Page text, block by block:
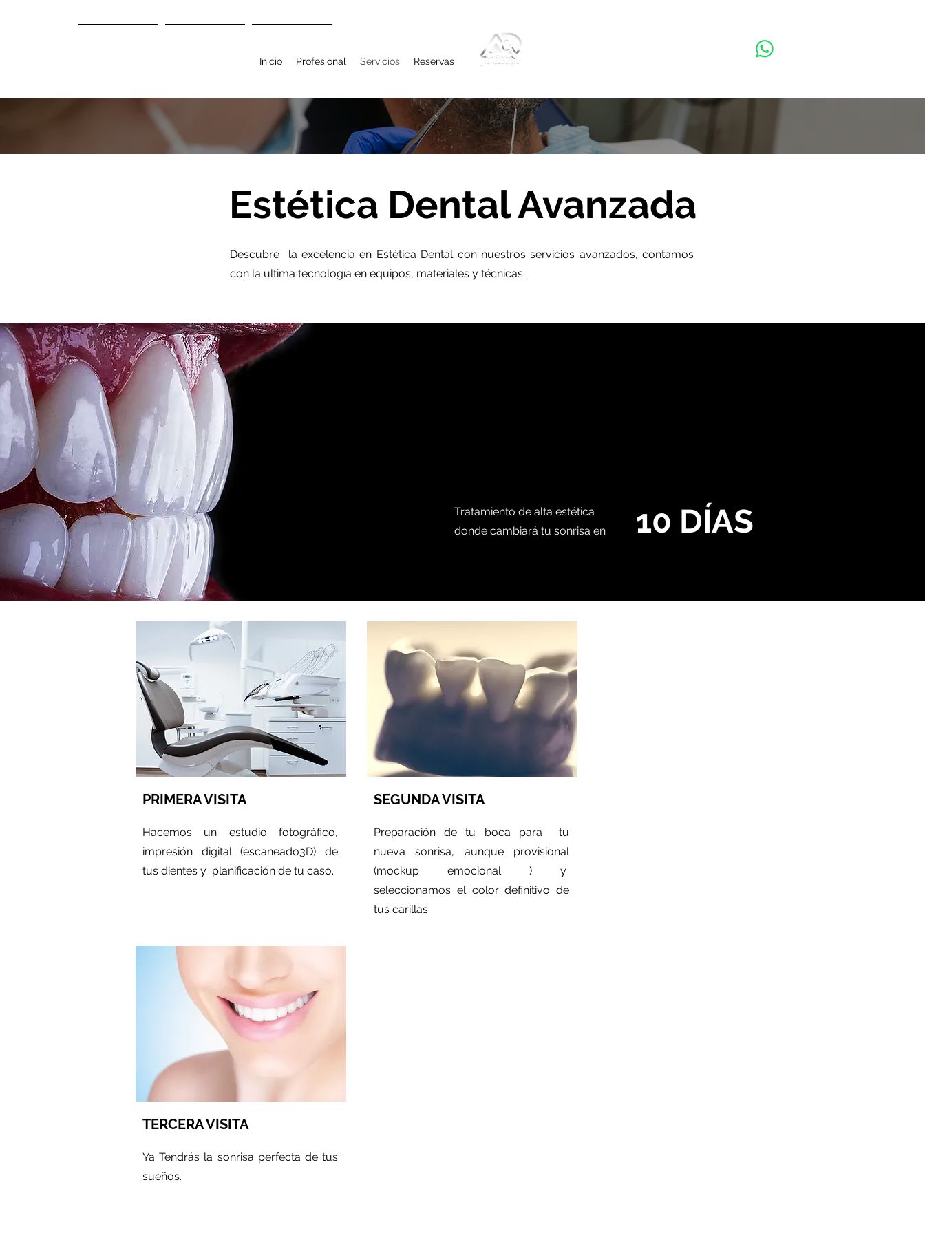
Estética Dental Avanzada
Descubre la excelencia en Estética Dental con nuestros servicios avanzados, contamos
con la ultima tecnología en equipos, materiales y técnicas.
Tratamiento de alta estética
donde cambiará tu sonrisa en
10 DÍAS
PRIMERA VISITA
Hacemos un estudio fotográfico,
impresión digital (escaneado3D) de
tus dientes y planificación de tu caso.
SEGUNDA VISITA
Preparación de tu boca para tu
nueva sonrisa, aunque provisional
(mockup emocional ) y
seleccionamos el color definitivo de
tus carillas.
TERCERA VISITA
Ya Tendrás la sonrisa perfecta de tus
sueños.
Inicio Profesional Servicios Reservas